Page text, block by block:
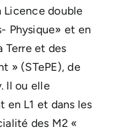
Licence double
Physique» et en
Terre et des
» (STePE), de
Il ou elle
en L1 et dans les
des M2 «